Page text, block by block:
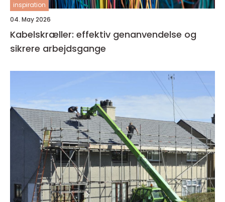
inspiration
04. May 2026
Kabelskræller: effektiv genanvendelse og
sikrere arbejdsgange